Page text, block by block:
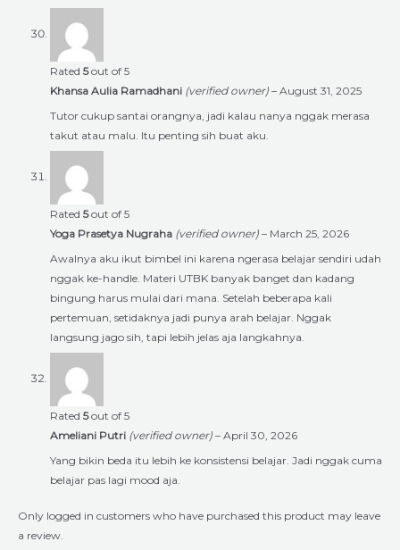
Rated 5out of 5
Khansa Aulia Ramadhani (verified owner) – August 31, 2025
Tutor cukup santai orangnya, jadi kalau nanya nggak merasa
takut atau malu. Itu penting sih buat aku.
Rated 5out of 5
Yoga Prasetya Nugraha (verified owner) – March 25, 2026
Awalnya aku ikut bimbel ini karena ngerasa belajar sendiri udah
nggak ke-handle. Materi UTBK banyak banget dan kadang
bingung harus mulai dari mana. Setelah beberapa kali
pertemuan, setidaknya jadi punya arah belajar. Nggak
langsung jago sih, tapi lebih jelas aja langkahnya.
Rated 5out of 5
Ameliani Putri (verified owner) – April 30, 2026
Yang bikin beda itu lebih ke konsistensi belajar. Jadi nggak cuma
belajar pas lagi mood aja.
Only logged in customers who have purchased this product may leave
a review.